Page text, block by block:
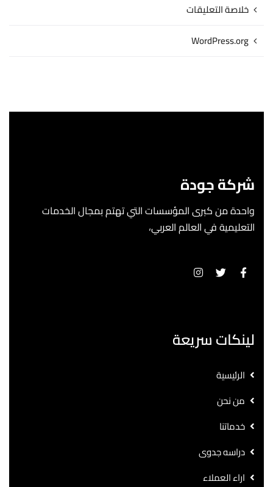
خلاصة التعليقات
WordPress.org
شركة جودة
واحدة من كبرى المؤسسات التي تهتم بمجال الخدمات
التعليمية في العالم العربي،
لينكات سريعة
الرئيسية
من نحن
خدماتنا
دراسه جدوى
اراء العملاء